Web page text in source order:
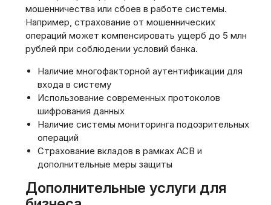
мошенничества или сбоев в работе системы.
Например, страхование от мошеннических
операций может компенсировать ущерб до 5 млн
рублей при соблюдении условий банка.
Наличие многофакторной аутентификации для
входа в систему
Использование современных протоколов
шифрования данных
Наличие системы мониторинга подозрительных
операций
Страхование вкладов в рамках АСВ и
дополнительные меры защиты
Дополнительные услуги для